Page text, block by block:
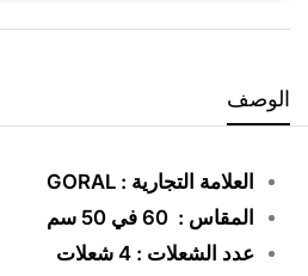
الوصف
العلامة التجارية :
GORAL
المقاس : 60 في 50 سم
عدد الشعلات : 4 شعلات